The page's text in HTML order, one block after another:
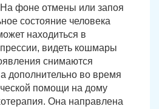
фоне отмены или запоя
состояние человека
находиться в
видеть кошмары
снимаются
дополнительно во время
помощи на дому
Она направлена